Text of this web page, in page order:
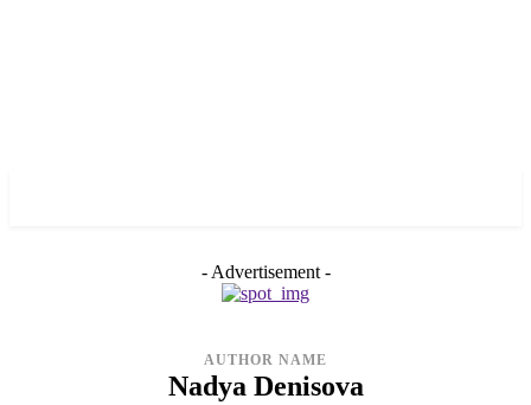
- Advertisement -
AUTHOR NAME
Nadya Denisova